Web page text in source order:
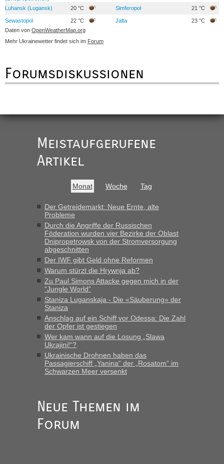
Luhansk (Lugansk)
20 °C Simferopol 21 °C
Sewastopol 22 °C Jalta
23 °C
Daten von OpenWeatherMap.org
Mehr Ukrainewetter findet sich im Forum
Forumsdiskussionen
Meistaufgerufene
Artikel
Monat Woche Tag
Der Getreidemarkt: Neue Ernte, alte
Probleme
Durch die Angriffe der Russischen
Föderation wurden vier Bezirke der Oblast
Dnipropetrowsk von der Stromversorgung
abgeschnitten
Der IWF gibt Geld ohne Reformen
Warum stürzt die Hrywnja ab?
Zu Paul Simons Attacke gegen mich in der
“Jungle World”
Staniza Luganskaja - Die «Säuberung» der
Staniza
Anschlag auf ein Schiff vor Odessa: Die Zahl
der Opfer ist gestiegen
Wer kam wann auf die Losung „Slawa
Ukrajini!“?
Ukrainische Drohnen haben das
Passagierschiff „Yanina“ der „Rosatom“ im
Schwarzen Meer versenkt
Neue Themen im
Forum